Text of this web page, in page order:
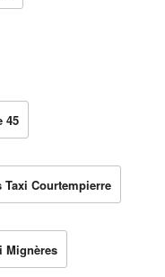
45
Taxi Courtempierre
Mignères